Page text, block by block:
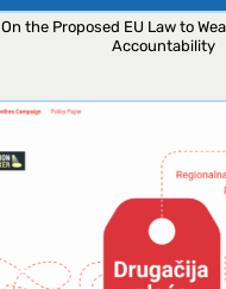
On the Proposed EU Law to
Accountability